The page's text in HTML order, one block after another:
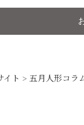
ト > 五月人形コラ